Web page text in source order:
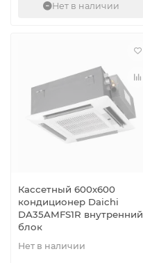
Нет в наличии
Кассетный 600х600
кондиционер Daichi
DA35AMFS1R внутренний
блок
Нет в наличии